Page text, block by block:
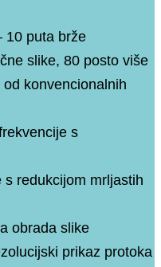
10 puta brže
slike, 80 posto više
konvencionalnih
s
s redukcijom mrljastih
obrada slike
prikaz protoka